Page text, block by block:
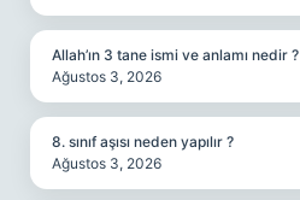
Allah’ın 3 tane ismi ve anlamı nedir ?
Ağustos 3, 2026
8. sınıf aşısı neden yapılır ?
Ağustos 3, 2026